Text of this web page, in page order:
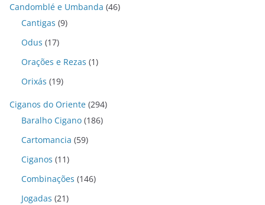
Candomblé e Umbanda (46)
Cantigas (9)
Odus (17)
Orações e Rezas (1)
Orixás (19)
Ciganos do Oriente (294)
Baralho Cigano (186)
Cartomancia (59)
Ciganos (11)
Combinações (146)
Jogadas (21)